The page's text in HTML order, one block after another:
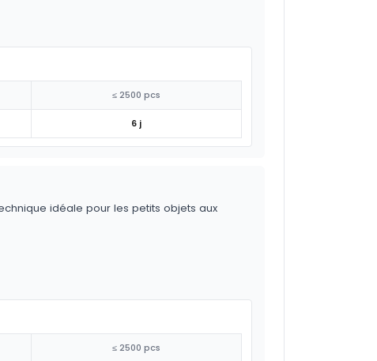
≤ 2500 pcs
6 j
idéale pour les petits objets aux
≤ 2500 pcs